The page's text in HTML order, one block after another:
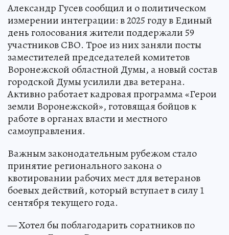
Александр Гусев сообщил и о политическом
измерении интеграции: в 2025 году в Единый
день голосования жители поддержали 59
участников СВО. Трое из них заняли посты
заместителей председателей комитетов
Воронежской областной Думы, а новый состав
городской Думы усилили два ветерана.
Активно работает кадровая программа «Герои
земли Воронежской», готовящая бойцов к
работе в органах власти и местного
самоуправления.
Важным законодательным рубежом стало
принятие регионального закона о
квотировании рабочих мест для ветеранов
боевых действий, который вступает в силу 1
сентября текущего года.
— Хотел бы поблагодарить соратников по